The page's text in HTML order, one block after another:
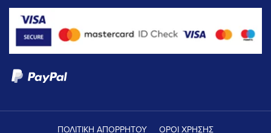
ΠΟΛΙΤΙΚΗ ΑΠΟΡΡΗΤΟΥ ΟΡΟΙ ΧΡΗΣΗΣ